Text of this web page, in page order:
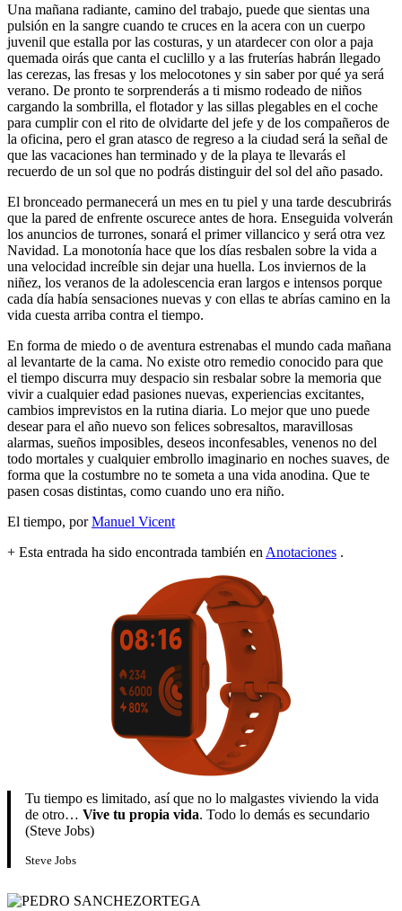
Una mañana radiante, camino del trabajo, puede que sientas una
pulsión en la sangre cuando te cruces en la acera con un cuerpo
juvenil que estalla por las costuras, y un atardecer con olor a paja
quemada oirás que canta el cuclillo y a las fruterías habrán llegado
las cerezas, las fresas y los melocotones y sin saber por qué ya será
verano. De pronto te sorprenderás a ti mismo rodeado de niños
cargando la sombrilla, el flotador y las sillas plegables en el coche
para cumplir con el rito de olvidarte del jefe y de los compañeros de
la oficina, pero el gran atasco de regreso a la ciudad será la señal de
que las vacaciones han terminado y de la playa te llevarás el
recuerdo de un sol que no podrás distinguir del sol del año pasado.
El bronceado permanecerá un mes en tu piel y una tarde descubrirás
que la pared de enfrente oscurece antes de hora. Enseguida volverán
los anuncios de turrones, sonará el primer villancico y será otra vez
Navidad. La monotonía hace que los días resbalen sobre la vida a
una velocidad increíble sin dejar una huella. Los inviernos de la
niñez, los veranos de la adolescencia eran largos e intensos porque
cada día había sensaciones nuevas y con ellas te abrías camino en la
vida cuesta arriba contra el tiempo.
En forma de miedo o de aventura estrenabas el mundo cada mañana
al levantarte de la cama. No existe otro remedio conocido para que
el tiempo discurra muy despacio sin resbalar sobre la memoria que
vivir a cualquier edad pasiones nuevas, experiencias excitantes,
cambios imprevistos en la rutina diaria. Lo mejor que uno puede
desear para el año nuevo son felices sobresaltos, maravillosas
alarmas, sueños imposibles, deseos inconfesables, venenos no del
todo mortales y cualquier embrollo imaginario en noches suaves, de
forma que la costumbre no te someta a una vida anodina. Que te
pasen cosas distintas, como cuando uno era niño.
El tiempo, porManuel Vicent
+ Esta entrada ha sido encontrada también en Anotaciones .
Tu tiempo es limitado, así que no lo malgastes viviendo la vida
de otro… Vive tu propia vida. Todo lo demás es secundario
(Steve Jobs)
Steve Jobs